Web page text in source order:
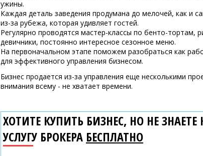
ужины.
Каждая деталь заведения продумана до мелочей, как и
из-за рубежа, которая удивляет гостей.
Регулярно проводятся мастер-классы по бенто-тортам,
девичники, постоянно интересное сезонное меню.
На первоначальном этапе поможем разобраться как
для эффективного управления бизнесом.
Бизнес продается из-за управления еще несколькими
внимания всему - не хватает времени.
ХОТИТЕ КУПИТЬ БИЗНЕС, НО НЕ
УСЛУГУ БРОКЕРА БЕСПЛАТНО